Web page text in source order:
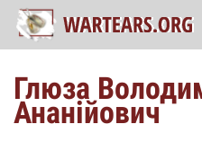
Глюза
Ананійович